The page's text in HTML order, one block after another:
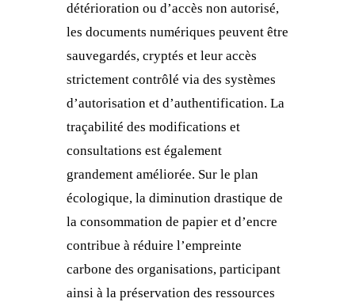
détérioration ou d’accès non autorisé,
les documents numériques peuvent être
sauvegardés, cryptés et leur accès
strictement contrôlé via des systèmes
d’autorisation et d’authentification. La
traçabilité des modifications et
consultations est également
grandement améliorée. Sur le plan
écologique, la diminution drastique de
la consommation de papier et d’encre
contribue à réduire l’empreinte
carbone des organisations, participant
ainsi à la préservation des ressources